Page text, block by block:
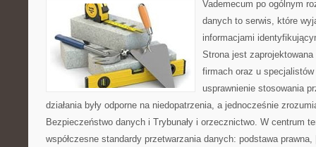
Vademecum po ogólnym
danych to serwis, które
informacjami
Strona jest
firmach oraz u
usprawnienie stosowania
działania były odporne na niedopatrzenia, a jednocześnie
Bezpieczeństwo danych i Trybunały i orzecznictwo. W centrum
współczesne standardy przetwarzania danych: podstawa